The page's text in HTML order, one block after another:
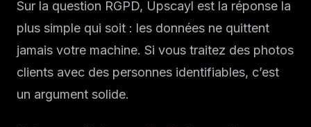
Sur la question RGPD, Upscayl est la réponse la
plus simple qui soit : les données ne quittent
jamais votre machine. Si vous traitez des photos
clients avec des personnes identifiables, c’est
un argument solide.